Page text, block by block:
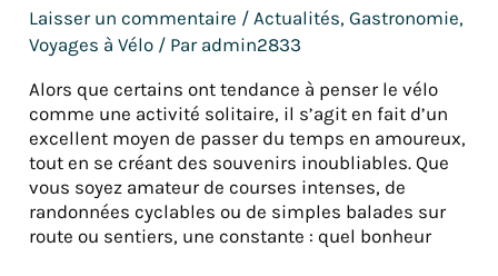
Laisser un commentaire /Actualités,Gastronomie,
Voyages à Vélo / Par admin2833
Alors que certains ont tendance à penser le vélo
comme une activité solitaire, il s’agit en fait d’un
excellent moyen de passer du temps en amoureux,
tout en se créant des souvenirs inoubliables. Que
vous soyez amateur de courses intenses, de
randonnées cyclables ou de simples balades sur
route ou sentiers, une constante : quel bonheur